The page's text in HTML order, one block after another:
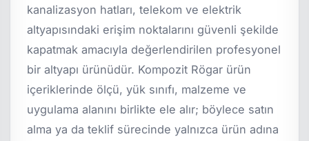
kanalizasyon hatları, telekom ve elektrik
altyapısındaki erişim noktalarını güvenli şekilde
kapatmak amacıyla değerlendirilen profesyonel
bir altyapı ürünüdür. Kompozit Rögar ürün
içeriklerinde ölçü, yük sınıfı, malzeme ve
uygulama alanını birlikte ele alır; böylece satın
alma ya da teklif sürecinde yalnızca ürün adına